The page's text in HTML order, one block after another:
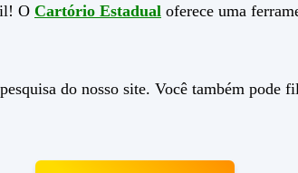
O Cartório Estadual oferece uma
do nosso site. Você também